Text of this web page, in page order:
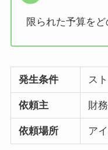
限られた予算を
発生条件 ス
依頼主 財
依頼場所 ア